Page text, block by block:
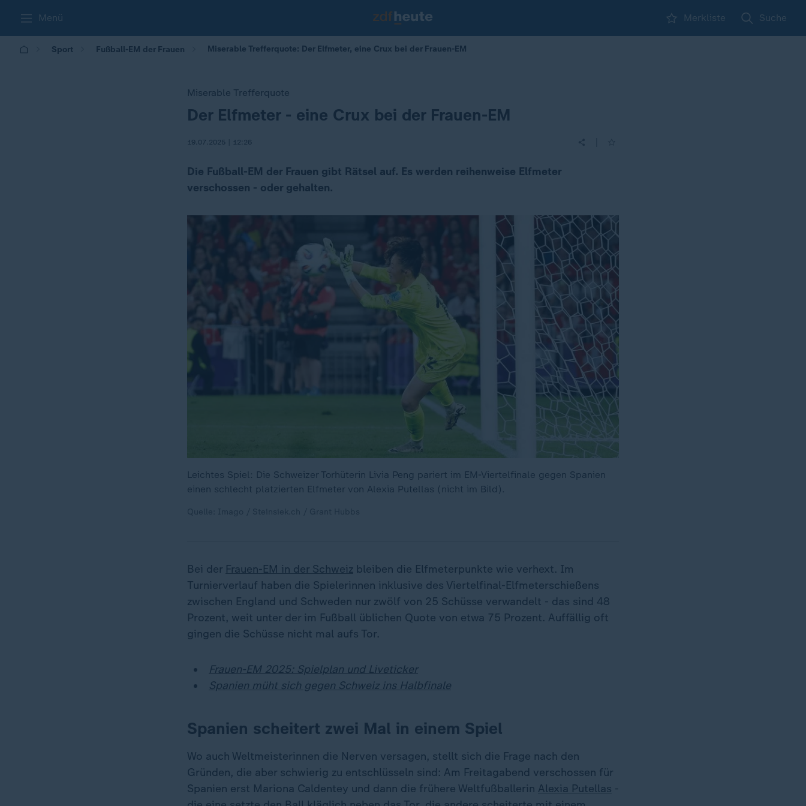
Menü Merkliste Suche
Sport Fußball-EM der Frauen Miserable Trefferquote: Der Elfmeter, eine Crux bei der Frauen-EM
Miserable Trefferquote
:Der Elfmeter - eine Crux bei der Frauen-EM
19.07.2025 | 12:26
Die Fußball-EM der Frauen gibt Rätsel auf. Es werden reihenweise Elfmeter
verschossen - oder gehalten.
Leichtes Spiel: Die Schweizer Torhüterin Livia Peng pariert im EM-Viertelfinale gegen Spanien
einen schlecht platzierten Elfmeter von Alexia Putellas (nicht im Bild).
Bei der Frauen-EM in der Schweiz bleiben die Elfmeterpunkte wie verhext. Im
Turnierverlauf haben die Spielerinnen inklusive des Viertelfinal-Elfmeterschießens
zwischen England und Schweden nur zwölf von 25 Schüsse verwandelt - das sind 48
Prozent, weit unter der im Fußball üblichen Quote von etwa 75 Prozent. Auffällig oft
gingen die Schüsse nicht mal aufs Tor.
Frauen-EM 2025: Spielplan und Liveticker
Spanien müht sich gegen Schweiz ins Halbfinale
Spanien scheitert zwei Mal in einem Spiel
Wo auch Weltmeisterinnen die Nerven versagen, stellt sich die Frage nach den
Gründen, die aber schwierig zu entschlüsseln sind: Am Freitagabend verschossen für
Spanien erst Mariona Caldentey und dann die frühere Weltfußballerin Alexia Putellas -